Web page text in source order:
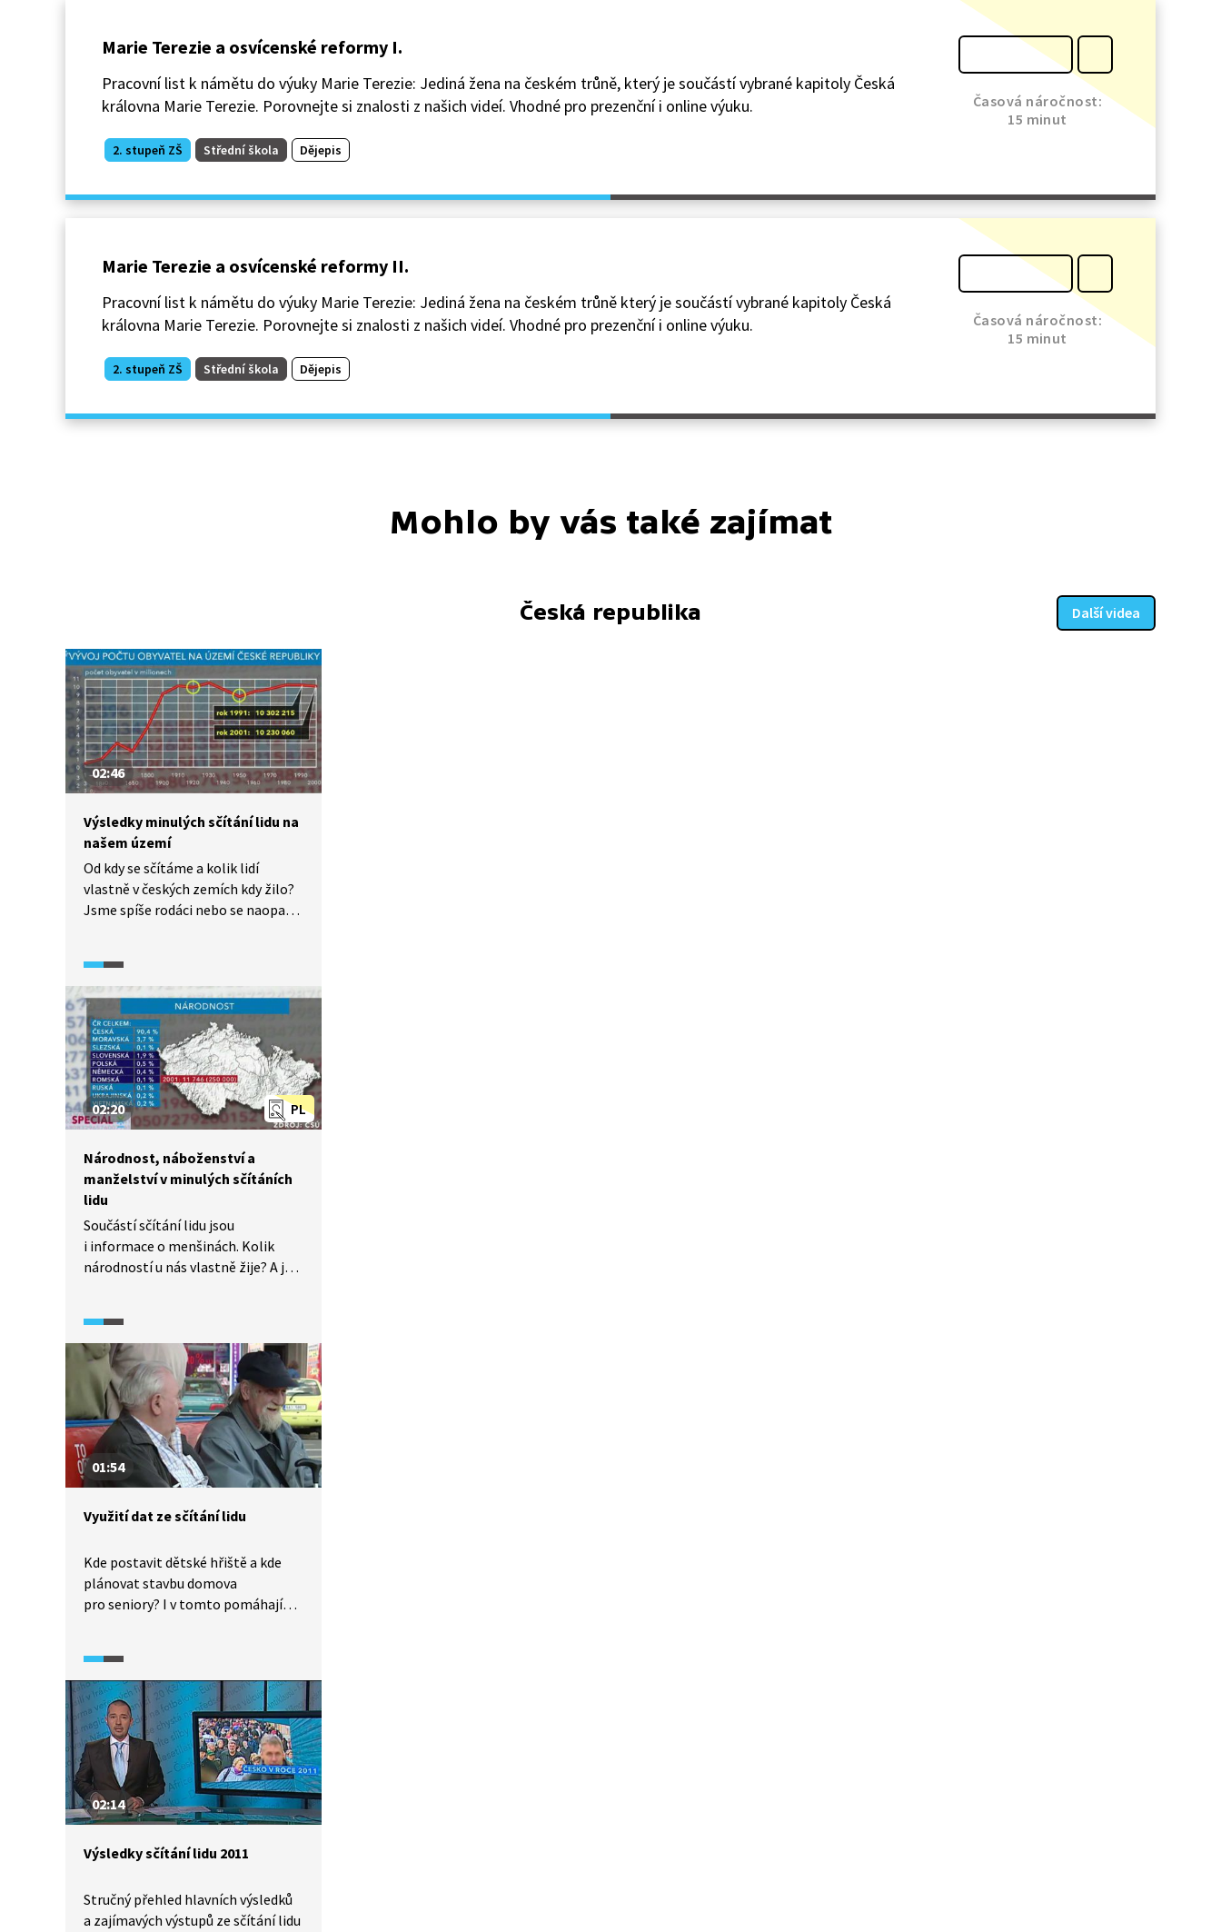
Marie Terezie a osvícenské reformy I.
Pracovní list k námětu do výuky Marie Terezie: Jediná žena na českém trůně, který je součástí vybrané kapitoly Česká
královna Marie Terezie. Porovnejte si znalosti z našich videí. Vhodné pro prezenční i online výuku.
2. stupeň ZŠ Střední škola Dějepis
Časová náročnost:
15 minut
Marie Terezie a osvícenské reformy II.
Pracovní list k námětu do výuky Marie Terezie: Jediná žena na českém trůně který je součástí vybrané kapitoly Česká
královna Marie Terezie. Porovnejte si znalosti z našich videí. Vhodné pro prezenční i online výuku.
2. stupeň ZŠ Střední škola Dějepis
Časová náročnost:
15 minut
Mohlo by vás také zajímat
Česká republika Další videa
02:46
Výsledky minulých sčítání lidu na
našem území
Od kdy se sčítáme a kolik lidí
vlastně v českých zemích kdy žilo?
Jsme spíše rodáci nebo se naopak
z minulých let a desetiletí.
Reportáž z roku 2011 shrnuje
statistiky předchozích let.
PL
02:20
Národnost, náboženství a
manželství v minulých sčítáních
lidu
Součástí sčítání lidu jsou
i informace o menšinách. Kolik
národností u nás vlastně žije? A je
v kterém kraji věřících a k jakým
náboženstvím se hlásí? A jak je
to s manželstvím? Podívejte se
na speciál ČT ke sčítání lidu v roce
2011.
01:54
Využití dat ze sčítání lidu
Kde postavit dětské hřiště a kde
plánovat stavbu domova
pro seniory? I v tomto pomáhají
lidu v roce 2011 vysvětluje, jak jsou
data ze sčítání lidu využívána.
Pomáhají při výstavbě velkých
záchytných parkovišť, policii,
hasičům a záchranné službě
poskytují informace o zástavbě
i sociální skladbě obyvatel.
02:14
Výsledky sčítání lidu 2011
Stručný přehled hlavních výsledků
a zajímavých výstupů ze sčítání lidu